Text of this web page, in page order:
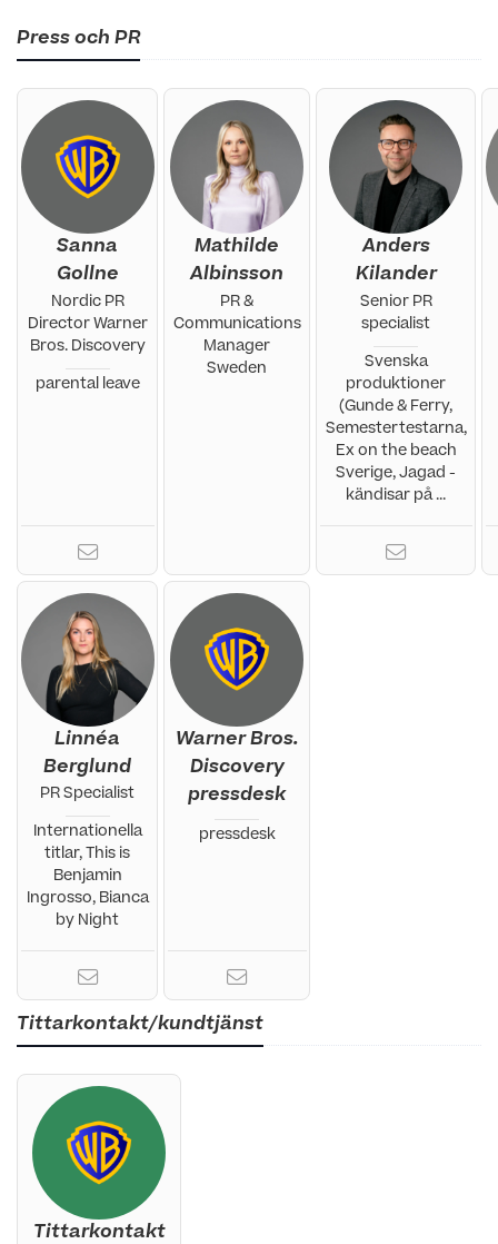
Press och PR
Sanna
Gollne
Nordic PR
Director Warner
Bros. Discovery
parental leave
Mathilde
Albinsson
PR &
Communications
Manager
Sweden
Anders
Kilander
Senior PR
specialist
Svenska
produktioner
(Gunde & Ferry,
Semestertestarna,
Ex on the beach
Sverige, Jagad -
kändisar på ...
Linnéa
Berglund
PR Specialist
Internationella
titlar, This is
Benjamin
Ingrosso, Bianca
by Night
Warner Bros.
Discovery
pressdesk
pressdesk
Tittarkontakt/kundtjänst
Tittarkontakt